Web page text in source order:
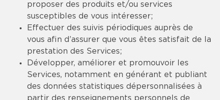
proposer des produits et/ou services
susceptibles de vous intéresser;
Effectuer des suivis périodiques auprès de
vous afin d’assurer que vous êtes satisfait de la
prestation des Services;
Développer, améliorer et promouvoir les
Services, notamment en générant et publiant
des données statistiques dépersonnalisées à
partir des renseignements personnels de